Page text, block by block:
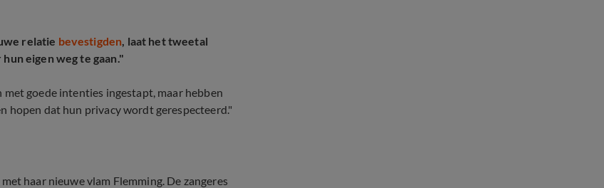
relatie bevestigden, laat het tweetal
eigen weg te gaan."
met goede intenties ingestapt, maar hebben
hopen dat hun privacy wordt gerespecteerd."
haar nieuwe vlam Flemming. De zangeres